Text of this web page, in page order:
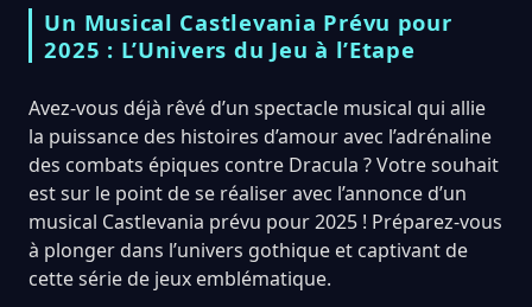
Un Musical Castlevania Prévu pour
2025 : L’Univers du Jeu à l’Etape
Avez-vous déjà rêvé d’un spectacle musical qui allie
la puissance des histoires d’amour avec l’adrénaline
des combats épiques contre Dracula ? Votre souhait
est sur le point de se réaliser avec l’annonce d’un
musical Castlevania prévu pour 2025 ! Préparez-vous
à plonger dans l’univers gothique et captivant de
cette série de jeux emblématique.